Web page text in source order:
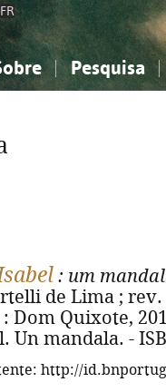
FR
Pesquisa
sociais...
sociais...
: um
de Lima ; rev.
Dom Quixote,
Un mandala. -
http://